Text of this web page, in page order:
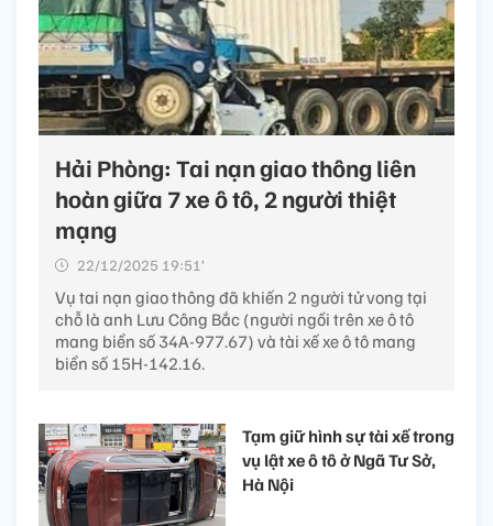
Hải Phòng: Tai nạn giao thông liên
hoàn giữa 7 xe ô tô, 2 người thiệt
mạng
22/12/2025 19:51’
Vụ tai nạn giao thông đã khiến 2 người tử vong tại
chỗ là anh Lưu Công Bắc (người ngồi trên xe ô tô
mang biển số 34A-977.67) và tài xế xe ô tô mang
biển số 15H-142.16.
Tạm giữ hình sự tài xế trong
vụ lật xe ô tô ở Ngã Tư Sở,
Hà Nội